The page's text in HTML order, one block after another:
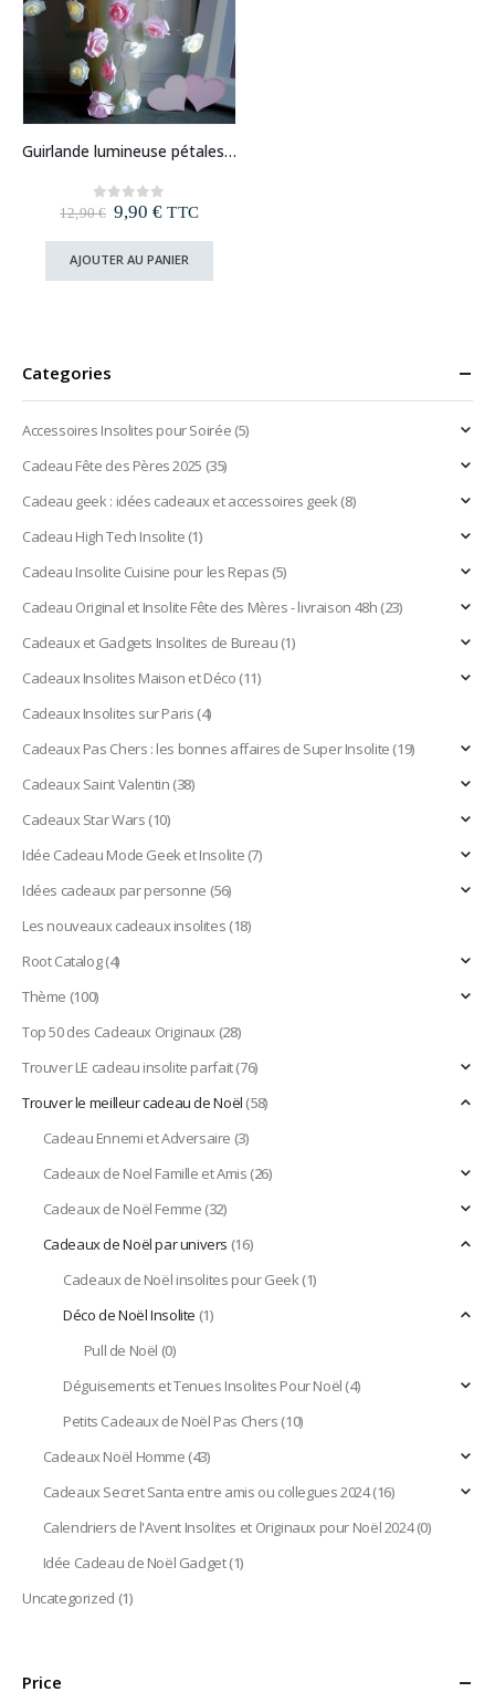
Guirlande lumineuse pétales de rose
0out of 5
12,90€ Le
initial
était :
12,90 €.
9,90€Le
actuel
est :
9,90 €.
TTC
AJOUTER AU PANIER
Categories
Accessoires Insolites pour Soirée(5)
Cadeau Fête des Pères 2025 (35)
Cadeau geek : idées cadeaux et accessoires geek(8)
Cadeau High Tech Insolite(1)
Cadeau Insolite Cuisine pour les Repas(5)
Cadeau Original et Insolite Fête des Mères - livraison 48h(23)
Cadeaux et Gadgets Insolites de Bureau(1)
Cadeaux Insolites Maison et Déco(11)
Cadeaux Insolites sur Paris(4)
Cadeaux Pas Chers : les bonnes affaires de Super Insolite(19)
Cadeaux Saint Valentin(38)
Cadeaux Star Wars(10)
Idée Cadeau Mode Geek et Insolite(7)
Idées cadeaux par personne (56)
Les nouveaux cadeaux insolites(18)
Root Catalog(4)
Thème (100)
Top 50 des Cadeaux Originaux(28)
Trouver LE cadeau insolite parfait(76)
Trouver le meilleur cadeau de Noël(58)
Cadeau Ennemi et Adversaire (3)
Cadeaux de Noel Famille et Amis(26)
Cadeaux de Noël Femme(32)
Cadeaux de Noël par univers (16)
Cadeaux de Noël insolites pour Geek(1)
Déco de Noël Insolite (1)
Pull de Noël (0)
Déguisements et Tenues Insolites Pour Noël(4)
Petits Cadeaux de Noël Pas Chers(10)
Cadeaux Noël Homme(43)
Cadeaux Secret Santa entre amis ou collegues 2024(16)
Calendriers de l'Avent Insolites et Originaux pour Noël 2024(0)
Idée Cadeau de Noël Gadget(1)
Uncategorized (1)
Price